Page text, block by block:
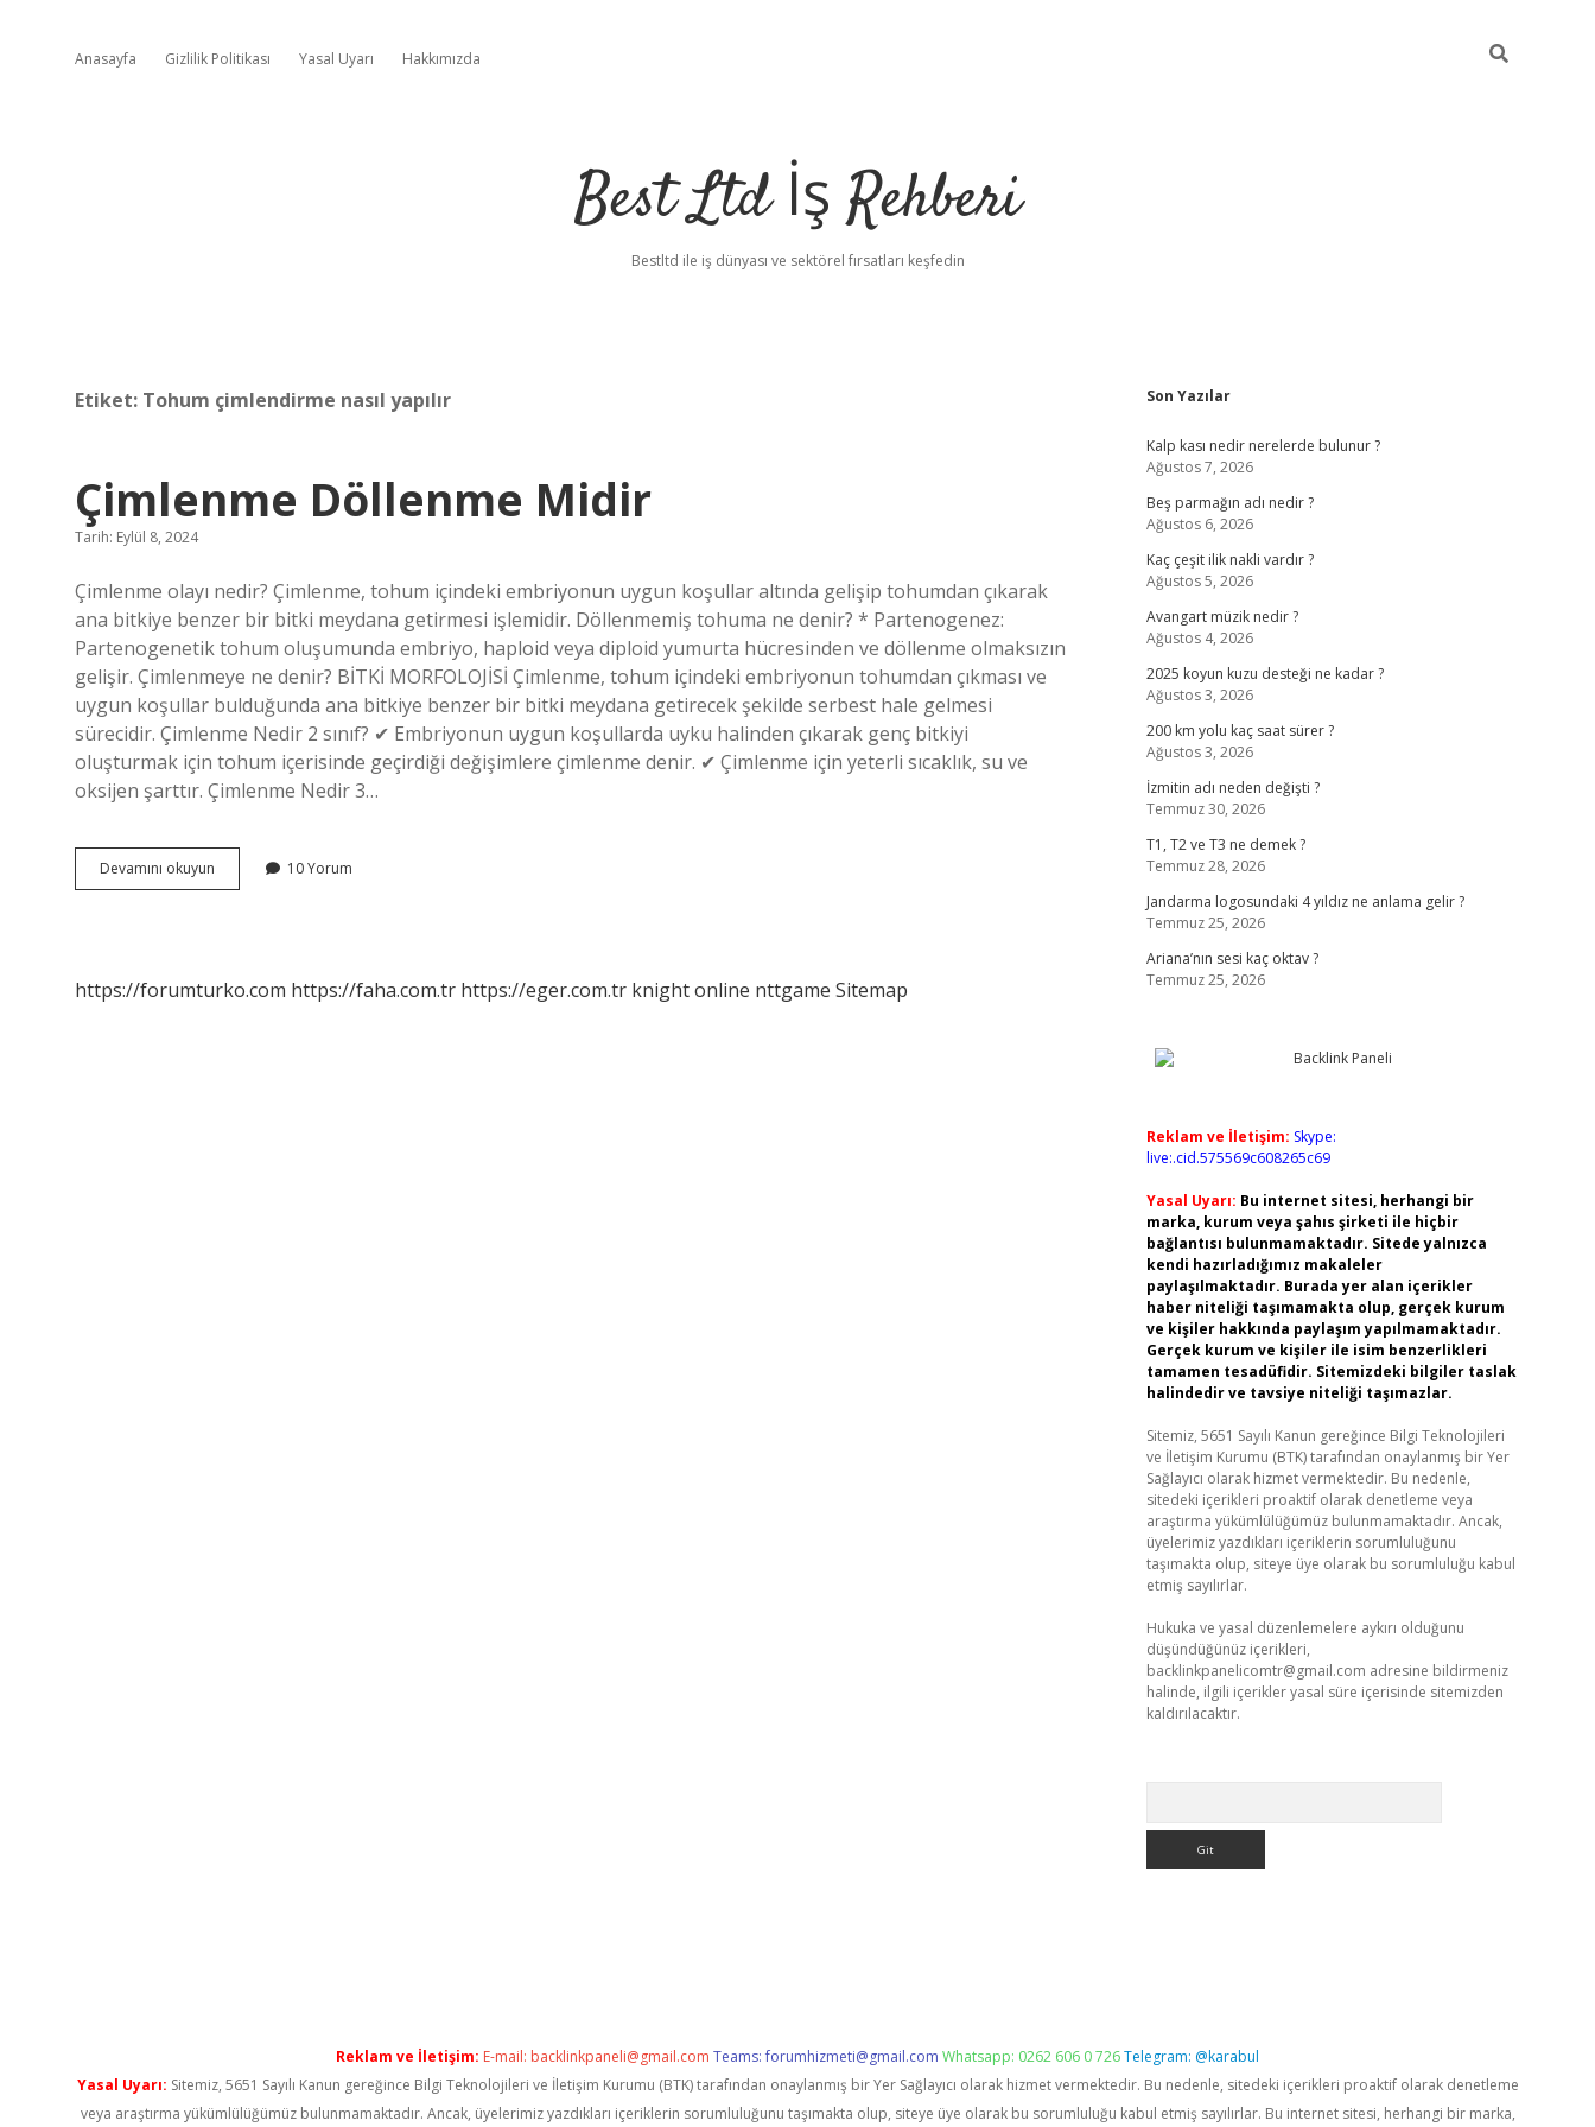
Anasayfa Gizlilik Politikası Yasal Uyarı Hakkımızda
Best Ltd İş Rehberi
Bestltd ile iş dünyası ve sektörel fırsatları keşfedin
Etiket: Tohum çimlendirme nasıl yapılır
Çimlenme Döllenme Midir
Tarih: Eylül 8, 2024
Çimlenme olayı nedir? Çimlenme, tohum içindeki embriyonun uygun koşullar altında gelişip tohumdan çıkarak
ana bitkiye benzer bir bitki meydana getirmesi işlemidir. Döllenmemiş tohuma ne denir? * Partenogenez:
Partenogenetik tohum oluşumunda embriyo, haploid veya diploid yumurta hücresinden ve döllenme olmaksızın
gelişir. Çimlenmeye ne denir? BİTKİ MORFOLOJİSİ Çimlenme, tohum içindeki embriyonun tohumdan çıkması ve
uygun koşullar bulduğunda ana bitkiye benzer bir bitki meydana getirecek şekilde serbest hale gelmesi
sürecidir. Çimlenme Nedir 2 sınıf? ✔ Embriyonun uygun koşullarda uyku halinden çıkarak genç bitkiyi
oluşturmak için tohum içerisinde geçirdiği değişimlere çimlenme denir. ✔ Çimlenme için yeterli sıcaklık, su ve
oksijen şarttır. Çimlenme Nedir 3…
Devamını okuyun Çimlenme
Döllenme
10 Yorum
https://forumturko.com https://faha.com.tr https://eger.com.tr knight online nttgame Sitemap
Sidebar
Son Yazılar
Kalp kası nedir nerelerde bulunur ?
Ağustos 7, 2026
Beş parmağın adı nedir ?
Ağustos 6, 2026
Kaç çeşit ilik nakli vardır ?
Ağustos 5, 2026
Avangart müzik nedir ?
Ağustos 4, 2026
2025 koyun kuzu desteği ne kadar ?
Ağustos 3, 2026
200 km yolu kaç saat sürer ?
Ağustos 3, 2026
İzmitin adı neden değişti ?
Temmuz 30, 2026
T1, T2 ve T3 ne demek ?
Temmuz 28, 2026
Jandarma logosundaki 4 yıldız ne anlama gelir ?
Temmuz 25, 2026
Ariana’nın sesi kaç oktav ?
Temmuz 25, 2026
Reklam ve İletişim: Skype:
live:.cid.575569c608265c69
Yasal Uyarı: Bu internet sitesi, herhangi bir
marka, kurum veya şahıs şirketi ile hiçbir
bağlantısı bulunmamaktadır. Sitede yalnızca
kendi hazırladığımız makaleler
paylaşılmaktadır. Burada yer alan içerikler
haber niteliği taşımamakta olup, gerçek kurum
ve kişiler hakkında paylaşım yapılmamaktadır.
Gerçek kurum ve kişiler ile isim benzerlikleri
tamamen tesadüfidir. Sitemizdeki bilgiler taslak
halindedir ve tavsiye niteliği taşımazlar.
Sitemiz, 5651 Sayılı Kanun gereğince Bilgi Teknolojileri
ve İletişim Kurumu (BTK) tarafından onaylanmış bir Yer
Sağlayıcı olarak hizmet vermektedir. Bu nedenle,
sitedeki içerikleri proaktif olarak denetleme veya
araştırma yükümlülüğümüz bulunmamaktadır. Ancak,
üyelerimiz yazdıkları içeriklerin sorumluluğunu
taşımakta olup, siteye üye olarak bu sorumluluğu kabul
etmiş sayılırlar.
Hukuka ve yasal düzenlemelere aykırı olduğunu
düşündüğünüz içerikleri,
backlinkpanelicomtr@gmail.com adresine bildirmeniz
halinde, ilgili içerikler yasal süre içerisinde sitemizden
kaldırılacaktır.
Reklam ve İletişim: E-mail: backlinkpaneli@gmail.com Teams:forumhizmeti@gmail.com Whatsapp: 0262 606 0 726Telegram: @karabul
Yasal Uyarı: Sitemiz, 5651 Sayılı Kanun gereğince Bilgi Teknolojileri ve İletişim Kurumu (BTK) tarafından onaylanmış bir Yer Sağlayıcı olarak hizmet vermektedir. Bu nedenle, sitedeki içerikleri proaktif olarak denetleme
veya araştırma yükümlülüğümüz bulunmamaktadır. Ancak, üyelerimiz yazdıkları içeriklerin sorumluluğunu taşımakta olup, siteye üye olarak bu sorumluluğu kabul etmiş sayılırlar. Bu internet sitesi, herhangi bir marka,